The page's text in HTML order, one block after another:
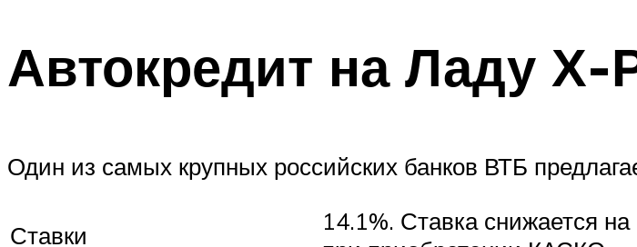
Автокредит на Ладу
Один из самых крупных российских банков ВТБ
Ставки
14.1%. Ставка снижается